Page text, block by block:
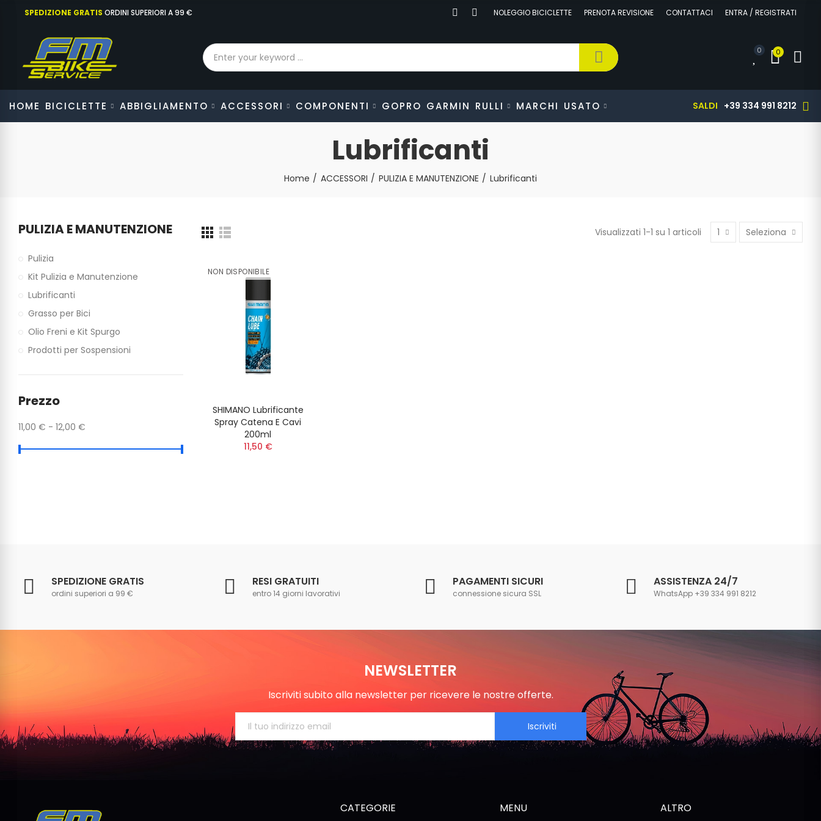
SPEDIZIONE GRATIS ORDINI SUPERIORI A 99 € NOLEGGIO BICICLETTE PRENOTA REVISIONE CONTATTACI ENTRA / REGISTRATI
0 0
HOME BICICLETTE ABBIGLIAMENTO ACCESSORI COMPONENTI GOPRO GARMIN RULLI MARCHI USATO SALDI +39 334 991 8212
Lubrificanti
Home ACCESSORI PULIZIA E MANUTENZIONE Lubrificanti
Visualizzati 1-1 su 1 articoli 1 Seleziona
NON DISPONIBILE
SHIMANO Lubrificante
Spray Catena E Cavi
200ml
11,50 €
PULIZIA E MANUTENZIONE
Pulizia
Kit Pulizia e Manutenzione
Lubrificanti
Grasso per Bici
Olio Freni e Kit Spurgo
Prodotti per Sospensioni
Prezzo
11,00 € - 12,00 €
SPEDIZIONE GRATIS
ordini superiori a 99 €
RESI GRATUITI
entro 14 giorni lavorativi
PAGAMENTI SICURI
connessione sicura SSL
ASSISTENZA 24/7
WhatsApp +39 334 991 8212
NEWSLETTER
Iscriviti subito alla newsletter per ricevere le nostre offerte.
Iscriviti
CATEGORIE MENU ALTRO